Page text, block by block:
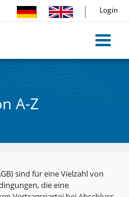
Login
A-Z
sind für eine Vielzahl von
die eine